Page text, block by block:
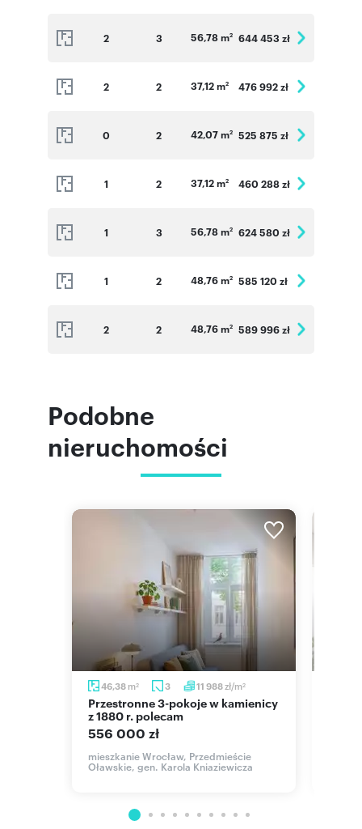
2 3 56,78 m2 644 453 zł
2 2 37,12 m2 476 992 zł
0 2 42,07 m2 525 875 zł
1 2 37,12 m2 460 288 zł
1 3 56,78 m2 624 580 zł
1 2 48,76 m2 585 120 zł
2 2 48,76 m2 589 996 zł
Podobne
nieruchomości
46,38 m2 3 11 988zł/m2
Przestronne 3-pokoje w kamienicy
z 1880 r. polecam
556 000 zł
mieszkanie Wrocław, Przedmieście
Oławskie, gen. Karola Kniaziewicza